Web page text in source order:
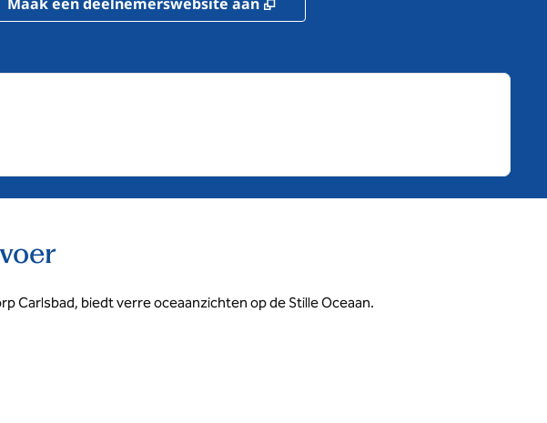
Carlsbad, biedt verre oceaanzichten op de Stille Oceaan.